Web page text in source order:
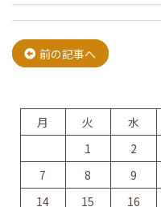
投
稿
ナ
前の記事へ
月 火 水
1
2
7
8 9
14
15 16